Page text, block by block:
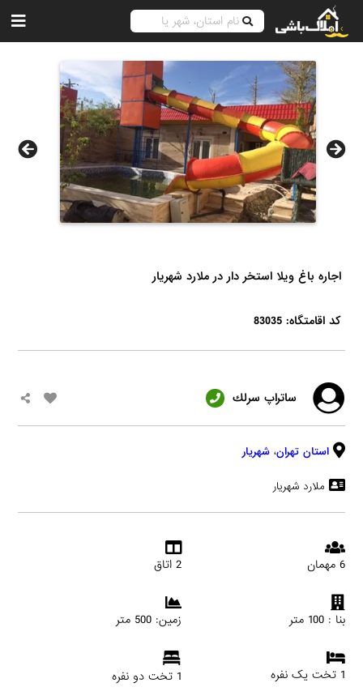
اجاره باغ ویلا استخر دار در ملارد شهریار
کد اقامتگاه: 83035
ساتراپ سرلك
استان تهران، شهریار
ملارد شهریار
6 مهمان 2 اتاق
بنا : 100 متر زمین: 500 متر
1 تخت یک نفره 1 تخت دو نفره